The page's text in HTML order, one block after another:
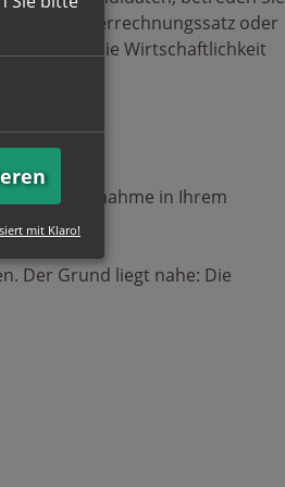
Stundenverrechnungssatz oder
so die Wirtschaftlichkeit
Übernahme in Ihrem
Der Grund liegt nahe: Die
mit Klaro!